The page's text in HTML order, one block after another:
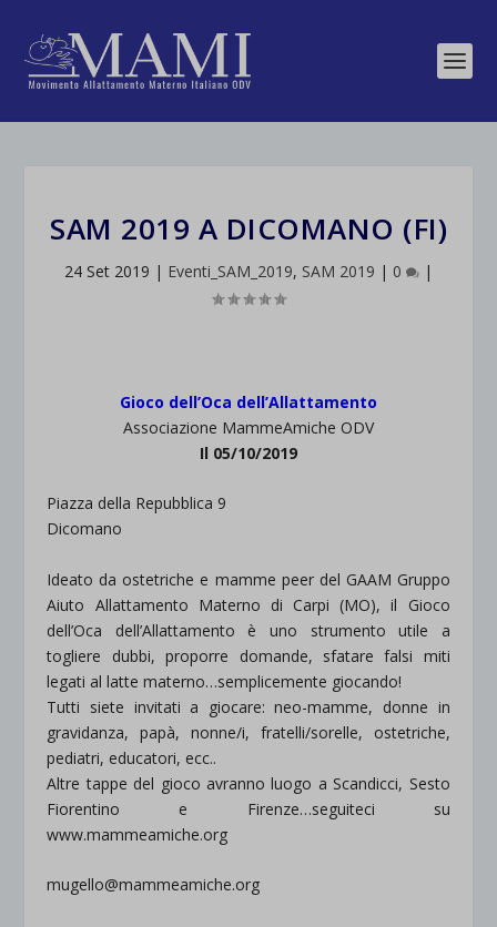
SAM 2019 A DICOMANO (FI)
24 Set 2019 | Eventi_SAM_2019, SAM 2019 | 0 |
Gioco dell’Oca dell’Allattamento
Associazione MammeAmiche ODV
Il 05/10/2019
Piazza della Repubblica 9
Dicomano
Ideato da ostetriche e mamme peer del GAAM Gruppo
Aiuto Allattamento Materno di Carpi (MO), il Gioco
dell’Oca dell’Allattamento è uno strumento utile a
togliere dubbi, proporre domande, sfatare falsi miti
legati al latte materno…semplicemente giocando!
Tutti siete invitati a giocare: neo-mamme, donne in
gravidanza, papà, nonne/i, fratelli/sorelle, ostetriche,
pediatri, educatori, ecc..
Altre tappe del gioco avranno luogo a Scandicci, Sesto
Fiorentino e Firenze…seguiteci su
www.mammeamiche.org
mugello@mammeamiche.org